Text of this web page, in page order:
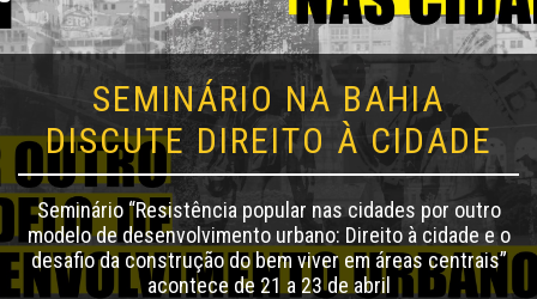
SEMINÁRIO NA BAHIA
DISCUTE DIREITO À CIDADE
Seminário “Resistência popular nas cidades por outro
modelo de desenvolvimento urbano: Direito à cidade e o
desafio da construção do bem viver em áreas centrais”
acontece de 21 a 23 de abril